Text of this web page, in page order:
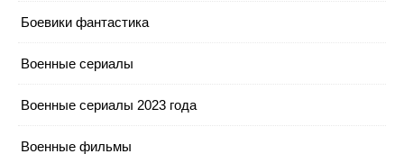
Боевики фантастика
Военные сериалы
Военные сериалы 2023 года
Военные фильмы